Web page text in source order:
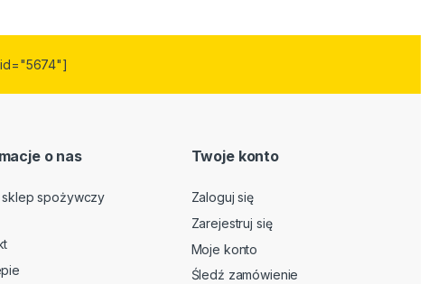
id="5674"]
o nas
sklep spożywczy
Twoje konto
Zaloguj się
Zarejestruj się
Moje konto
Śledź zamówienie